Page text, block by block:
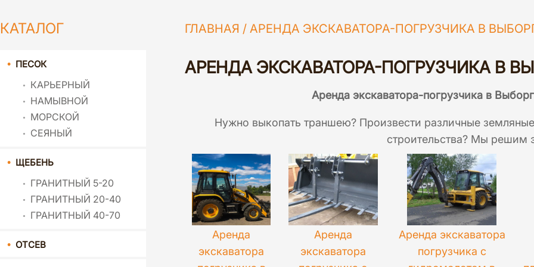
ГЛАВНАЯ / АРЕНДА ЭКСКАВАТОРА-ПОГРУЗЧИКА В
АРЕНДА ЭКСКАВАТОРА-ПОГРУЗЧИКА В
Аренда экскаватора-погрузчика в
Нужно выкопать траншею? Произвести различные
строительства? Мы решим
Аренда
экскаватора
Аренда
экскаватора
Аренда экскаватора
погрузчика с
КАТАЛОГ
ПЕСОК
КАРЬЕРНЫЙ
НАМЫВНОЙ
МОРСКОЙ
СЕЯНЫЙ
ЩЕБЕНЬ
ГРАНИТНЫЙ 5-20
ГРАНИТНЫЙ 20-40
ГРАНИТНЫЙ 40-70
ОТСЕВ